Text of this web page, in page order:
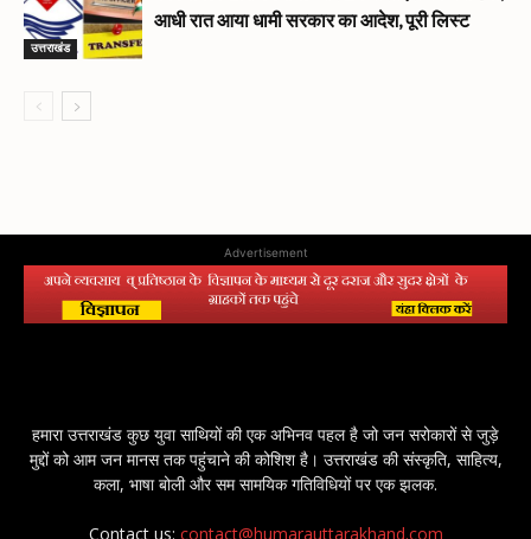
उत्तराखंड
आधी रात आया धामी सरकार का आदेश, पूरी लिस्ट
Advertisement
हमारा उत्तराखंड कुछ युवा साथियों की एक अभिनव पहल है जो जन सरोकारों से जुड़े
मुद्दों को आम जन मानस तक पहुंचाने की कोशिश है। उत्तराखंड की संस्कृति, साहित्य,
कला, भाषा बोली और सम सामयिक गतिविधियों पर एक झलक.
Contact us: contact@humarauttarakhand.com